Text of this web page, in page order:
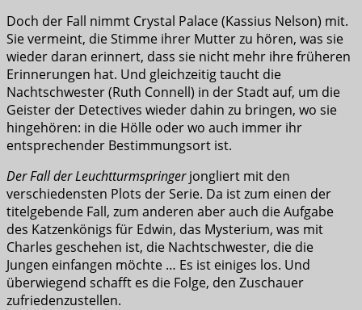
Doch der Fall nimmt Crystal Palace (Kassius Nelson) mit.
Sie vermeint, die Stimme ihrer Mutter zu hören, was sie
wieder daran erinnert, dass sie nicht mehr ihre früheren
Erinnerungen hat. Und gleichzeitig taucht die
Nachtschwester (Ruth Connell) in der Stadt auf, um die
Geister der Detectives wieder dahin zu bringen, wo sie
hingehören: in die Hölle oder wo auch immer ihr
entsprechender Bestimmungsort ist.
Der Fall der Leuchtturmspringerjongliert mit den
verschiedensten Plots der Serie. Da ist zum einen der
titelgebende Fall, zum anderen aber auch die Aufgabe
des Katzenkönigs für Edwin, das Mysterium, was mit
Charles geschehen ist, die Nachtschwester, die die
Jungen einfangen möchte … Es ist einiges los. Und
überwiegend schafft es die Folge, den Zuschauer
zufriedenzustellen.